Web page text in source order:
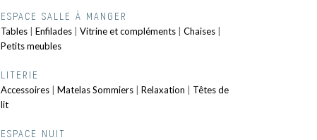
ESPACE SALLE À MANGER
Tables| Enfilades| Vitrine et compléments| Chaises|
Petits meubles
LITERIE
Accessoires| Matelas Sommiers| Relaxation | Têtes de
lit
ESPACE NUIT